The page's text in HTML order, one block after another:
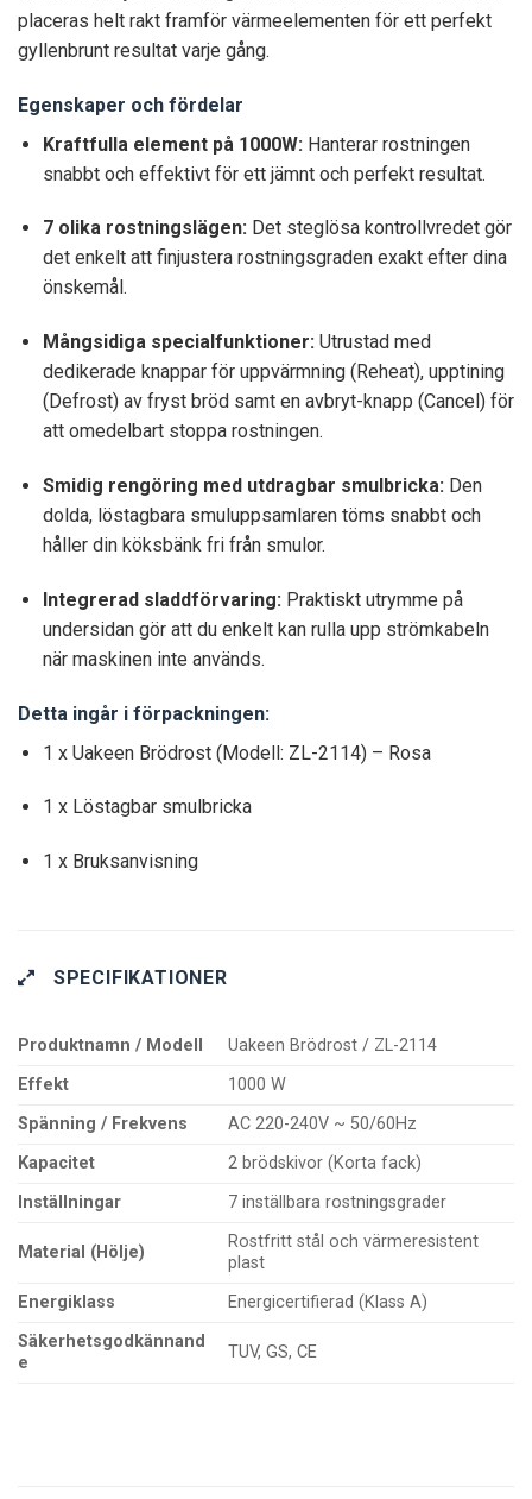
placeras helt rakt framför värmeelementen för ett perfekt
gyllenbrunt resultat varje gång.
Egenskaper och fördelar
Kraftfulla element på 1000W: Hanterar rostningen
snabbt och effektivt för ett jämnt och perfekt resultat.
7 olika rostningslägen:Det steglösa kontrollvredet gör
det enkelt att finjustera rostningsgraden exakt efter dina
önskemål.
Mångsidiga specialfunktioner:Utrustad med
dedikerade knappar för uppvärmning (Reheat), upptining
(Defrost) av fryst bröd samt en avbryt-knapp (Cancel) för
att omedelbart stoppa rostningen.
Smidig rengöring med utdragbar smulbricka:Den
dolda, löstagbara smuluppsamlaren töms snabbt och
håller din köksbänk fri från smulor.
Integrerad sladdförvaring:Praktiskt utrymme på
undersidan gör att du enkelt kan rulla upp strömkabeln
när maskinen inte används.
Detta ingår i förpackningen:
1 x Uakeen Brödrost (Modell: ZL-2114) – Rosa
1 x Löstagbar smulbricka
1 x Bruksanvisning
SPECIFIKATIONER
Produktnamn / Modell
Uakeen Brödrost / ZL-2114
Effekt
1000 W
Spänning / Frekvens
AC 220-240V ~ 50/60Hz
Kapacitet
2 brödskivor (Korta fack)
Inställningar
7 inställbara rostningsgrader
Material (Hölje)
Rostfritt stål och värmeresistent
plast
Energiklass
Energicertifierad (Klass A)
Säkerhetsgodkännand
e
TUV, GS, CE